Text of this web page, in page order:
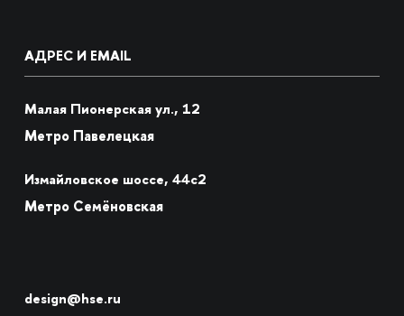
АДРЕС И EMAIL
Малая Пионерская ул., 12
Метро Павелецкая
Измайловское шоссе, 44с2
Метро Семёновская
design@hse.ru